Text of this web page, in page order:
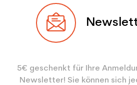
Benutzer
Farbe Grün
5€ geschenkt für Ihre
Newsletter! Sie können sich